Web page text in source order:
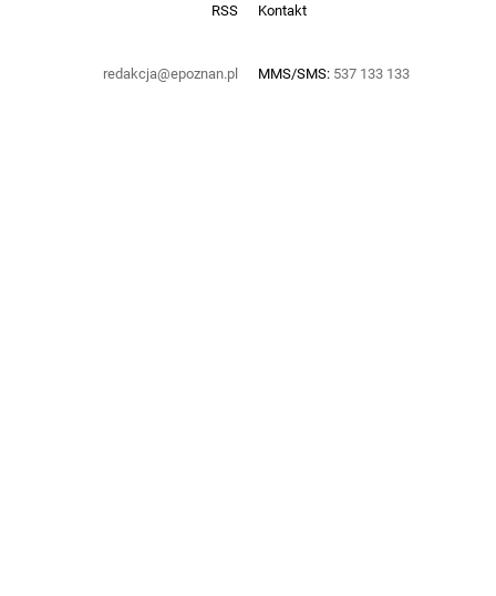
RSS
Kontakt
redakcja@epoznan.pl MMS/SMS: 537 133 133